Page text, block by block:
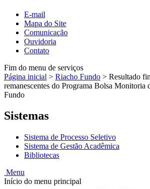
E-mail
Mapa do Site
Comunicação
Ouvidoria
Contato
Fim do menu de serviços
Página inicial > Riacho Fundo > Resultado
remanescentes do Programa Bolsa Monitoria
Fundo
Sistemas
Sistema de Processo Seletivo
Sistema de Gestão Acadêmica
Bibliotecas
Menu
Início do menu principal